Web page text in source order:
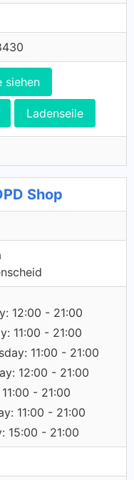
siehen
Ladenseile
Shop
12:00 - 21:00
11:00 - 21:00
11:00 - 21:00
12:00 - 21:00
- 21:00
11:00 - 21:00
15:00 - 21:00